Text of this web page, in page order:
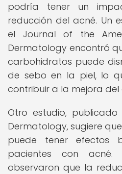
podría tener un
reducción del acné. Un
el Journal of the
Dermatology encontró
carbohidratos puede
de sebo en la piel, lo
contribuir a la mejora del
Otro estudio,
Dermatology, sugiere
puede tener efectos
pacientes con acné.
observaron que la